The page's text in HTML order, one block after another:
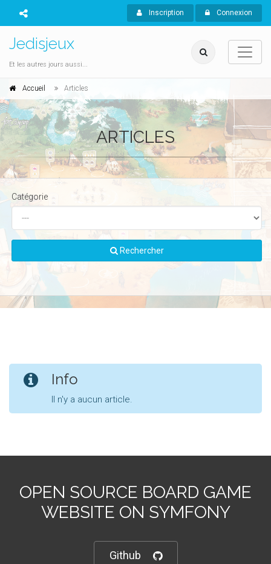
Inscription Connexion
Jedisjeux
Et les autres jours aussi...
Accueil Articles
ARTICLES
Catégorie
Rechercher
Info
Il n'y a aucun article.
OPEN SOURCE BOARD GAME
WEBSITE ON SYMFONY
Github